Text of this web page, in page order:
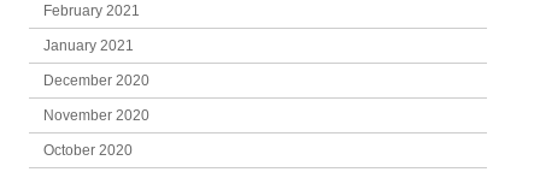
February 2021
January 2021
December 2020
November 2020
October 2020